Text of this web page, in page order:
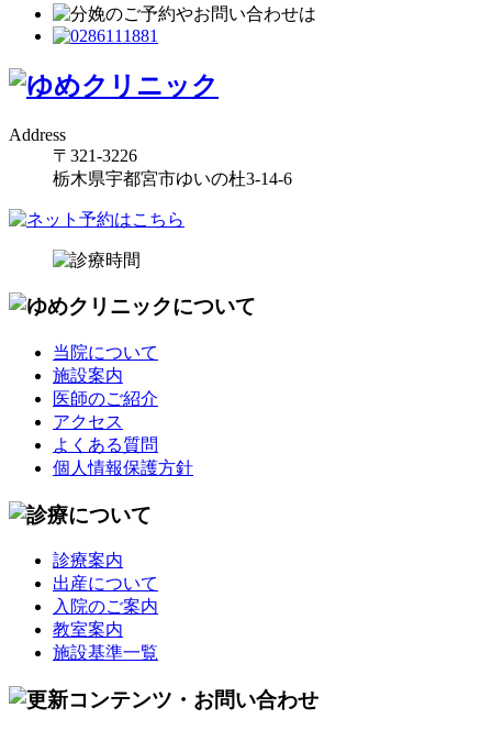
Address
〒321-3226
栃木県宇都宮市ゆいの杜3-14-6
当院について
施設案内
医師のご紹介
アクセス
よくある質問
個人情報保護方針
診療案内
出産について
入院のご案内
教室案内
施設基準一覧